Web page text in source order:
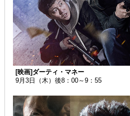
[映画]ダーティ・マネー
9月3日（木）後8：00～9：55